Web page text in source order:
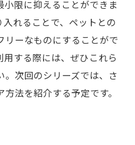
小限に抑えることができま
れることで、ペットとの
リーなものにすることがで
用する際には、ぜひこれら
。次回のシリーズでは、さ
法を紹介する予定です。